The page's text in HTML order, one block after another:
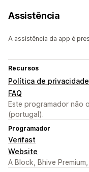
Assistência
A assistência da app é
Recursos
Política de privacidade
FAQ
Este programador não
(portugal).
Programador
Verifast
Website
A Block, Bhive